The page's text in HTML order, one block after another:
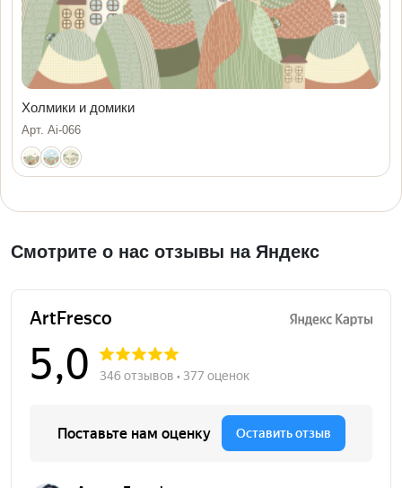
Холмики и домики
Арт. Ai-066
Смотрите о нас отзывы на Яндекс